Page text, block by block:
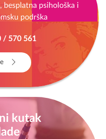
besplatna psihološka i
podrška
/ 570 561
kutak